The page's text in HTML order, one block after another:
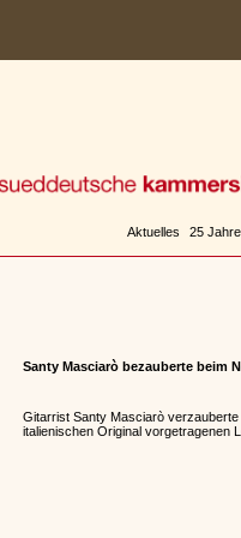
Aktuelles 25 Jahre
Santy Masciarò bezauberte beim
Gitarrist Santy Masciarò
italienischen Original vorgetragenen